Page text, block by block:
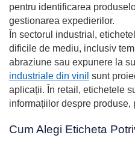
pentru identificarea
gestionarea expedierilor.
În sectorul industrial,
dificile de mediu, inclusiv
abraziune sau expunere la
industriale din vinil sunt
aplicații. În retail, etichetele
informațiilor despre produse,
Cum Alegi Eticheta